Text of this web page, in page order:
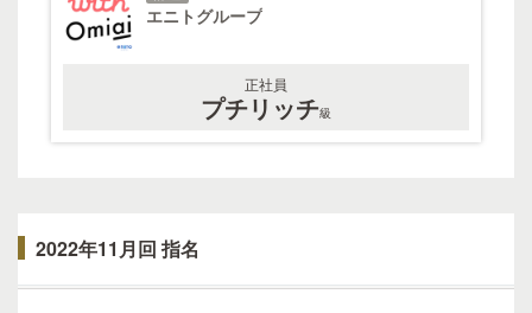
エニトグループ
正社員
プチリッチ級
2022年11月回 指名